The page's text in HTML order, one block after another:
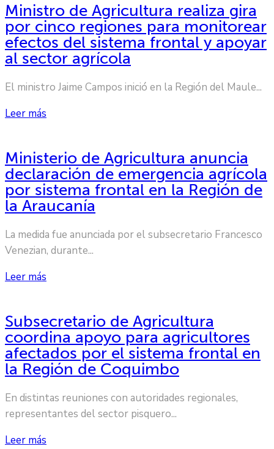
Ministro de Agricultura realiza gira
por cinco regiones para monitorear
efectos del sistema frontal y apoyar
al sector agrícola
El ministro Jaime Campos inició en la Región del Maule...
Leer más
Ministerio de Agricultura anuncia
declaración de emergencia agrícola
por sistema frontal en la Región de
la Araucanía
La medida fue anunciada por el subsecretario Francesco
Venezian, durante...
Leer más
Subsecretario de Agricultura
coordina apoyo para agricultores
afectados por el sistema frontal en
la Región de Coquimbo
En distintas reuniones con autoridades regionales,
representantes del sector pisquero...
Leer más